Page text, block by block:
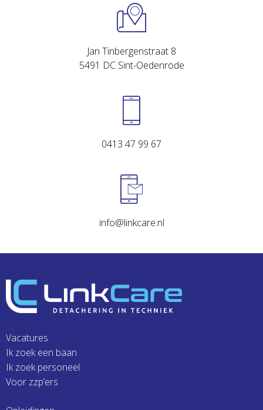
Jan Tinbergenstraat 8
5491 DC Sint-Oedenrode
0413 47 99 67
info@linkcare.nl
Vacatures
Ik zoek een baan
Ik zoek personeel
Voor zzp’ers